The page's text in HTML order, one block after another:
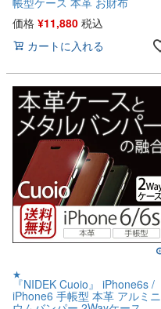
価格 ¥11,880 税込
カートに入れる
★
『NIDEK Cuoio』 iPhone6s /
iPhone6 手帳型 本革 アルミニ